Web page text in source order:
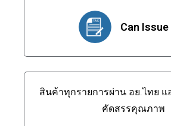
Can Issue
สินค้าทุกรายการผ่าน อย.ไทย แ
คัดสรรคุณภาพ